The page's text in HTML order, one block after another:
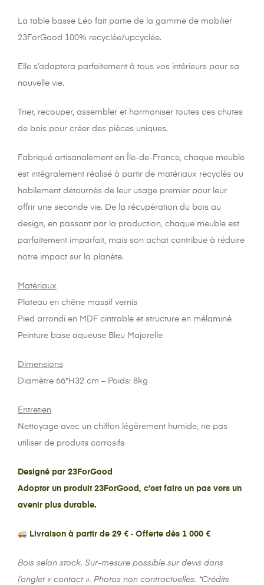
La table basse Léo fait partie de la gamme de mobilier
23ForGood 100% recyclée/upcyclée.
Elle s’adaptera parfaitement à tous vos intérieurs pour sa
nouvelle vie.
Trier, recouper, assembler et harmoniser toutes ces chutes
de bois pour créer des pièces uniques.
Fabriqué artisanalement en Île-de-France, chaque meuble
est intégralement réalisé à partir de matériaux recyclés ou
habilement détournés de leur usage premier pour leur
offrir une seconde vie. De la récupération du bois au
design, en passant par la production, chaque meuble est
parfaitement imparfait, mais son achat contribue à réduire
notre impact sur la planète.
Matériaux
Plateau en chêne massif vernis
Pied arrondi en MDF cintrable et structure en mélaminé
Peinture base aqueuse Bleu Majorelle
Dimensions
Diamètre 66*H32 cm – Poids: 8kg
Entretien
Nettoyage avec un chiffon légèrement humide, ne pas
utiliser de produits corrosifs
Designé par 23ForGood
Adopter un produit 23ForGood, c’est faire un pas vers un
avenir plus durable.
Livraison à partir de 29 € · Offerte dès 1 000 €
Bois selon stock. Sur-mesure possible sur devis dans
l’onglet « contact ». Photos non contractuelles. *Crédits